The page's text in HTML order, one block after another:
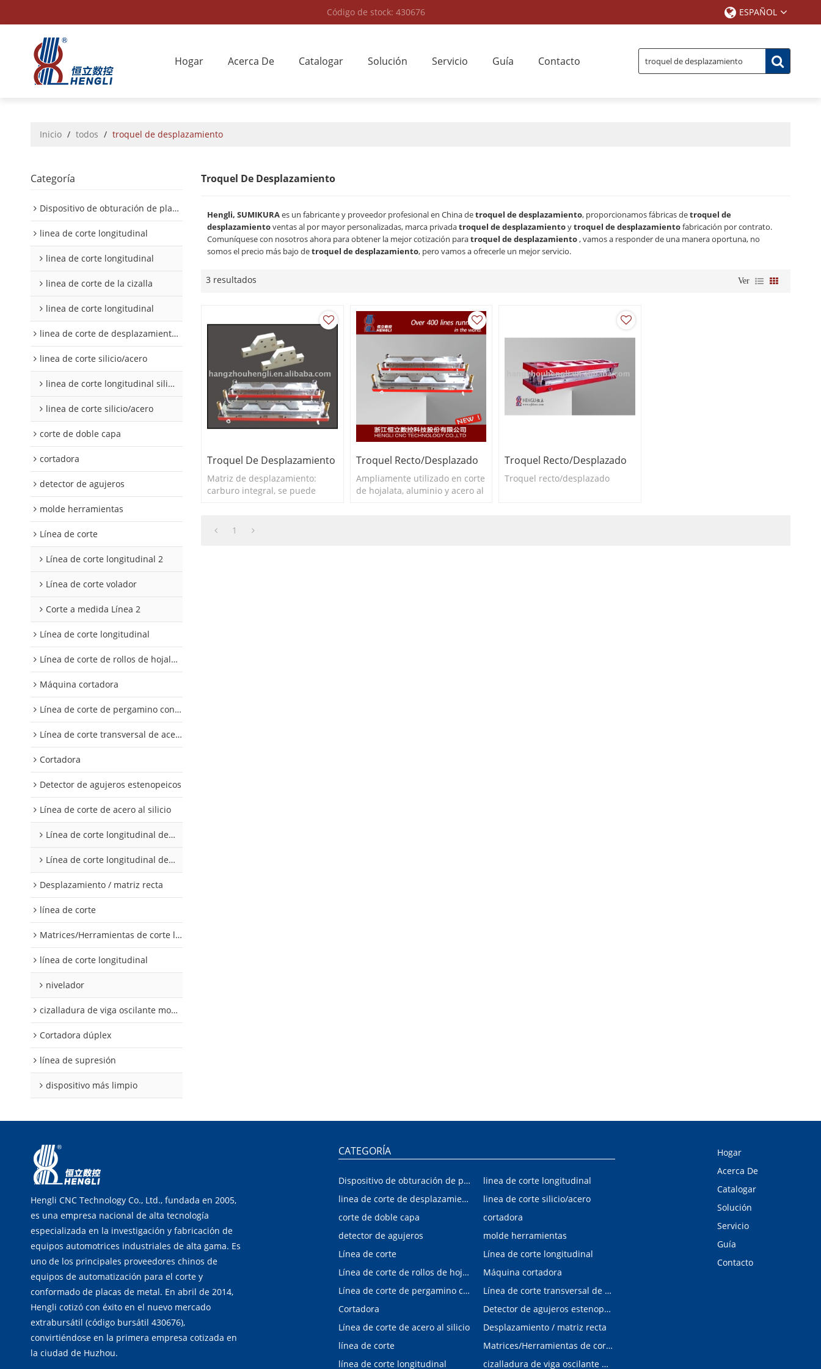
Código de stock: 430676 ESPAÑOL
Hogar Acerca De Catalogar Solución Servicio Guía Contacto
Inicio / todos / troquel de desplazamiento
Categoría
Dispositivo de obturación de placa interior/exterior de automóvil
linea de corte longitudinal
linea de corte longitudinal
linea de corte de la cizalla
linea de corte longitudinal
linea de corte de desplazamiento de hojalata y aluminio
linea de corte silicio/acero
linea de corte longitudinal silicio acero
linea de corte silicio/acero
corte de doble capa
cortadora
detector de agujeros
molde herramientas
Línea de corte
Línea de corte longitudinal 2
Línea de corte volador
Corte a medida Línea 2
Línea de corte longitudinal
Línea de corte de rollos de hojalata y aluminio
Máquina cortadora
Línea de corte de pergamino con control digital
Línea de corte transversal de acero al silicio
Cortadora
Detector de agujeros estenopeicos
Línea de corte de acero al silicio
Línea de corte longitudinal de acero al silicio
Línea de corte longitudinal de acero al silicio
Desplazamiento / matriz recta
línea de corte
Matrices/Herramientas de corte longitudinal
línea de corte longitudinal
nivelador
cizalladura de viga oscilante modular
Cortadora dúplex
línea de supresión
dispositivo más limpio
Troquel De Desplazamiento
Hengli, SUMIKURAes un fabricante y proveedor profesional en China detroquel de desplazamiento, proporcionamos fábricas detroquel de
desplazamientoventas al por mayor personalizadas, marca privadatroquel de desplazamientoytroquel de desplazamientofabricación por contrato.
Comuníquese con nosotros ahora para obtener la mejor cotización paratroquel de desplazamiento, vamos a responder de una manera oportuna, no
somos el precio más bajo detroquel de desplazamiento, pero vamos a ofrecerle un mejor servicio.
3 resultados Ver
Troquel De Desplazamiento
Matriz de desplazamiento:
carburo integral, se puede
Troquel Recto/desplazado
Ampliamente utilizado en corte
de hojalata, aluminio y acero al
Troquel Recto/desplazado
Troquel recto/desplazado
1
Hengli CNC Technology Co., Ltd., fundada en 2005,
es una empresa nacional de alta tecnología
especializada en la investigación y fabricación de
equipos automotrices industriales de alta gama. Es
uno de los principales proveedores chinos de
equipos de automatización para el corte y
conformado de placas de metal. En abril de 2014,
Hengli cotizó con éxito en el nuevo mercado
extrabursátil (código bursátil 430676),
convirtiéndose en la primera empresa cotizada en
la ciudad de Huzhou.
CATEGORÍA
Dispositivo de obturación de placa interior/exterior de automóvil
linea de corte longitudinal
linea de corte de desplazamiento de hojalata y aluminio
linea de corte silicio/acero
corte de doble capa
cortadora
detector de agujeros
molde herramientas
Línea de corte
Línea de corte longitudinal
Línea de corte de rollos de hojalata y aluminio
Máquina cortadora
Línea de corte de pergamino con control digital
Línea de corte transversal de acero al silicio
Cortadora
Detector de agujeros estenopeicos
Línea de corte de acero al silicio
Desplazamiento / matriz recta
línea de corte
Matrices/Herramientas de corte longitudinal
línea de corte longitudinal
cizalladura de viga oscilante modular
Hogar
Acerca De
Catalogar
Solución
Servicio
Guía
Contacto